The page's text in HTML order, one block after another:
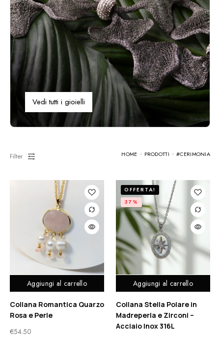
Vedi tutti i gioielli
Filter HOME PRODOTTI #CERIMONIA
Aggiungi al carrello
Collana Romantica Quarzo
Rosa e Perle
€54.50
Aggiungi al carrello
OFFERTA!
37%
Collana Stella Polare in
Madreperla e Zirconi –
Acciaio Inox 316L